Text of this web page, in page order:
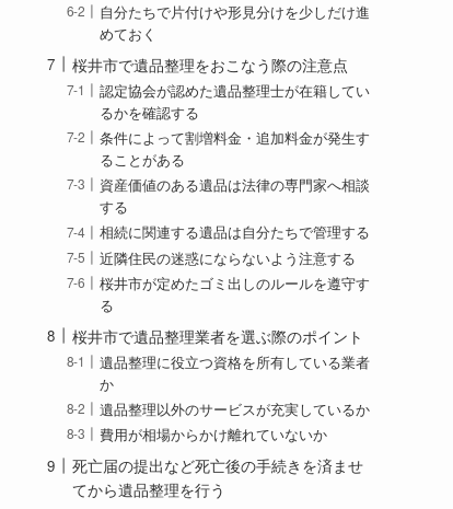
自分たちで片付けや形見分けを少しだけ進
めておく
桜井市で遺品整理をおこなう際の注意点
認定協会が認めた遺品整理士が在籍してい
るかを確認する
条件によって割増料金・追加料金が発生す
ることがある
資産価値のある遺品は法律の専門家へ相談
する
相続に関連する遺品は自分たちで管理する
近隣住民の迷惑にならないよう注意する
桜井市が定めたゴミ出しのルールを遵守す
る
桜井市で遺品整理業者を選ぶ際のポイント
遺品整理に役立つ資格を所有している業者
か
遺品整理以外のサービスが充実しているか
費用が相場からかけ離れていないか
死亡届の提出など死亡後の手続きを済ませ
てから遺品整理を行う